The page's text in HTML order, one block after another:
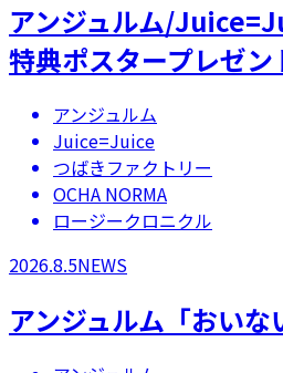
アンジュルム/
特典ポスタープレゼン
アンジュルム
Juice=Juice
つばきファクトリー
OCHA NORMA
ロージークロニクル
2026.8.5NEWS
アンジュルム「おい